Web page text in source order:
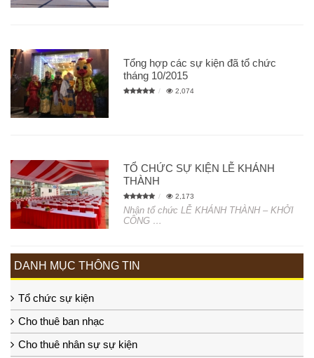
Tổng hợp các sự kiện đã tổ chức
tháng 10/2015
2,074
TỔ CHỨC SỰ KIỆN LỄ KHÁNH
THÀNH
2,173
Nhận tổ chức LỄ KHÁNH THÀNH – KHỞI
CÔNG …
DANH MỤC THÔNG TIN
Tổ chức sự kiện
Cho thuê ban nhạc
Cho thuê nhân sự sự kiện